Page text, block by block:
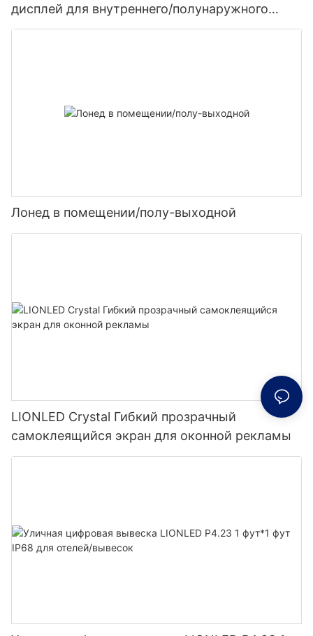
дисплей для внутреннего/полунаружного
использования, размер 2,6–6,25 дюйма, новая
Лонед в помещении/полу-выходной
LIONLED Crystal Гибкий прозрачный
самоклеящийся экран для оконной рекламы